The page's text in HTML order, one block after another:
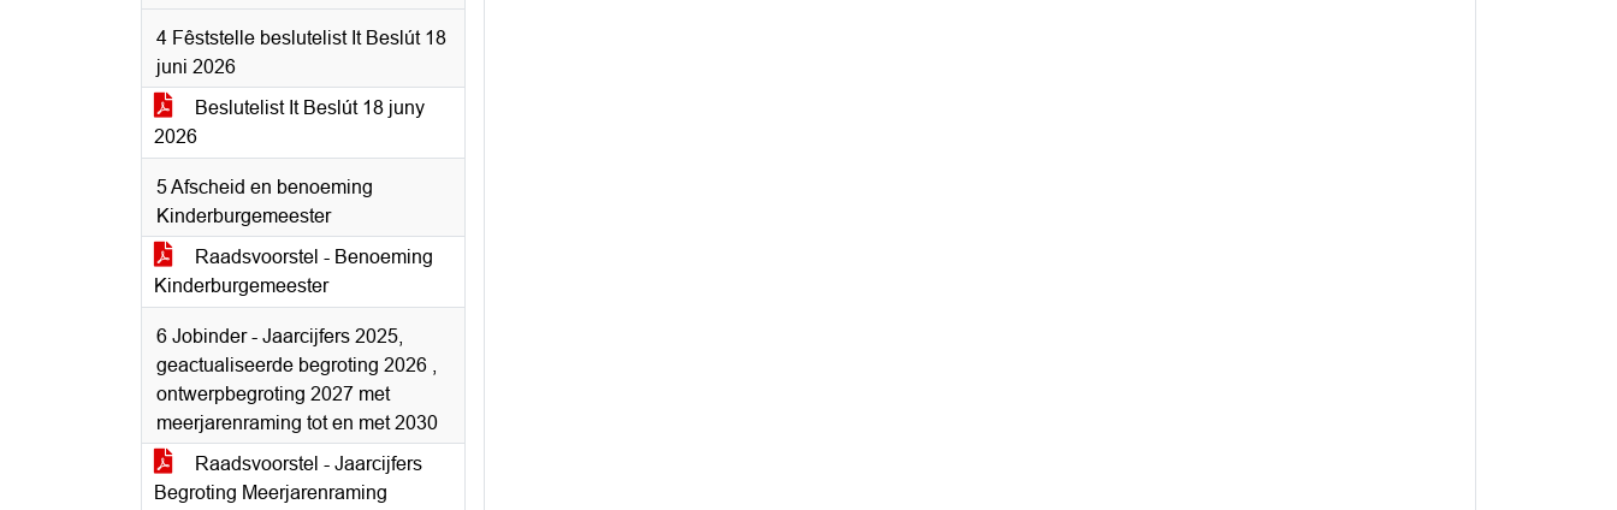
4 Fêststelle beslutelist It Beslút 18
juni 2026
Beslutelist It Beslút 18 juny
2026
5 Afscheid en benoeming
Kinderburgemeester
Raadsvoorstel - Benoeming
Kinderburgemeester
6 Jobinder - Jaarcijfers 2025,
geactualiseerde begroting 2026 ,
ontwerpbegroting 2027 met
meerjarenraming tot en met 2030
Raadsvoorstel - Jaarcijfers
Begroting Meerjarenraming